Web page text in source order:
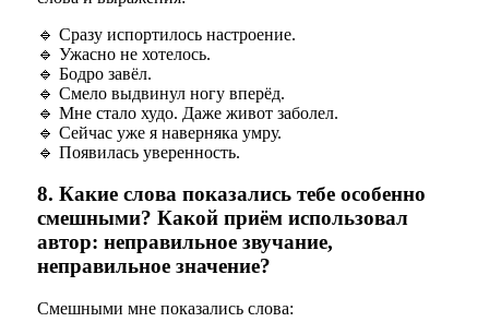
🔹 Сразу испортилось настроение.
🔹 Ужасно не хотелось.
🔹 Бодро завёл.
🔹 Смело выдвинул ногу вперёд.
🔹 Мне стало худо. Даже живот заболел.
🔹 Сейчас уже я наверняка умру.
🔹 Появилась уверенность.
8. Какие слова показались тебе особенно
смешными? Какой приём использовал
автор: неправильное звучание,
неправильное значение?
Смешными мне показались слова: